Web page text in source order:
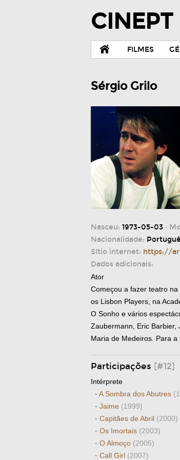
CINEPT
FILMES
Sérgio Grilo
Nasceu: 1973-05-03 ·
Nacionalidade:
Sítio internet: https://
Dados adicionais:
Ator
Começou a fazer teatro
os Lisbon Players, na
O Sonho e vários
Zaubermann, Eric Barbier,
Maria de Medeiros. Para
Participações [#12]
Intérprete
· A Sombra dos Abutres
· Jaime (1999)
· Capitães de Abril (2000)
· Os Imortais (2003)
· O Almoço (2005)
· Call Girl (2007)